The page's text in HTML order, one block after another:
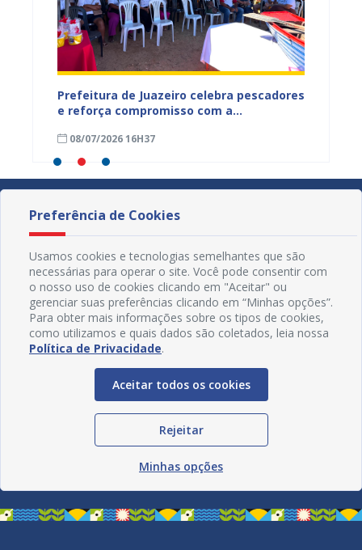
Prefeitura de Juazeiro celebra pescadores
e reforça compromisso com a
08/07/2026 16H37
Redes Sociais
Preferência de Cookies
Usamos cookies e tecnologias semelhantes que são
necessárias para operar o site. Você pode consentir com
o nosso uso de cookies clicando em "Aceitar" ou
gerenciar suas preferências clicando em “Minhas opções”.
Para obter mais informações sobre os tipos de cookies,
como utilizamos e quais dados são coletados, leia nossa
Política de Privacidade.
Aceitar todos os cookies
Rejeitar
Minhas opções